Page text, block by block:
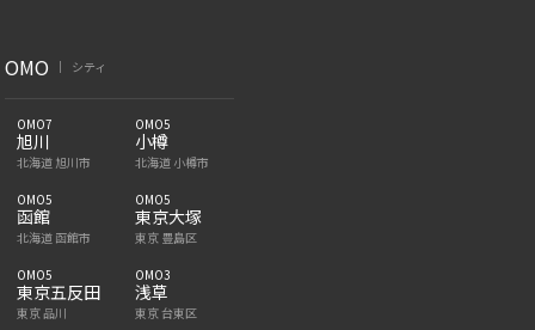
OMO シティ
OMO7
旭川
北海道 旭川市
OMO5
小樽
北海道 小樽市
OMO5
函館
北海道 函館市
OMO5
東京大塚
東京 豊島区
OMO5
東京五反田
東京 品川
OMO3
浅草
東京 台東区